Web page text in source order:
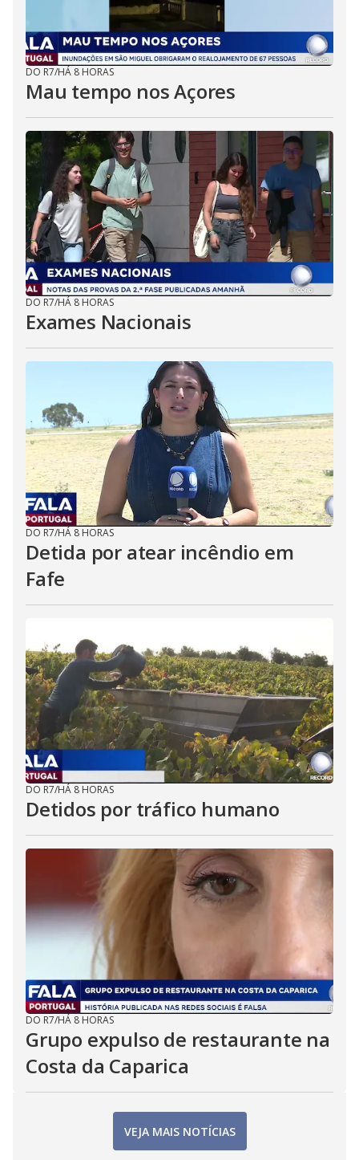
DO R7/HÁ 8 HORAS
Mau tempo nos Açores
DO R7/HÁ 8 HORAS
Exames Nacionais
DO R7/HÁ 8 HORAS
Detida por atear incêndio em
Fafe
DO R7/HÁ 8 HORAS
Detidos por tráfico humano
DO R7/HÁ 8 HORAS
Grupo expulso de restaurante na
Costa da Caparica
VEJA MAIS NOTÍCIAS